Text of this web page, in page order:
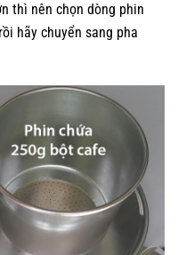
thì nên chọn dòng phin
hãy chuyển sang pha